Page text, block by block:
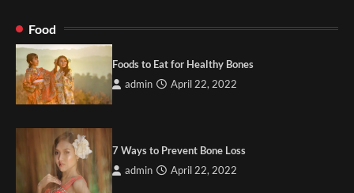
Food
Foods to Eat for Healthy Bones
admin April 22, 2022
7 Ways to Prevent Bone Loss
admin April 22, 2022